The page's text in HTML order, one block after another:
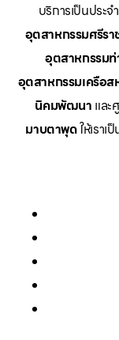
บริการเป็นประจ
อุตสาหกรรมศรีรา
อุตสาหกรรม
อุตสาหกรรมเครือ
นิคมพัฒนา และ
มาบตาพุดให้เรา